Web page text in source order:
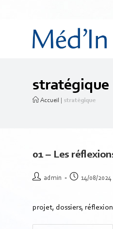
stratégique
Accueil stratégique
01 – Les
admin 14/08/2024
projet, dossiers,